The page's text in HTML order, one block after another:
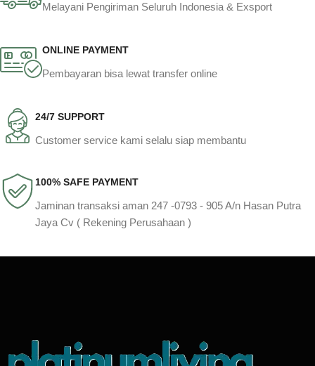
Melayani Pengiriman Seluruh Indonesia & Exsport
ONLINE PAYMENT
Pembayaran bisa lewat transfer online
24/7 SUPPORT
Customer service kami selalu siap membantu
100% SAFE PAYMENT
Jaminan transaksi aman 247 -0793 - 905 A/n Hasan Putra
Jaya Cv ( Rekening Perusahaan )